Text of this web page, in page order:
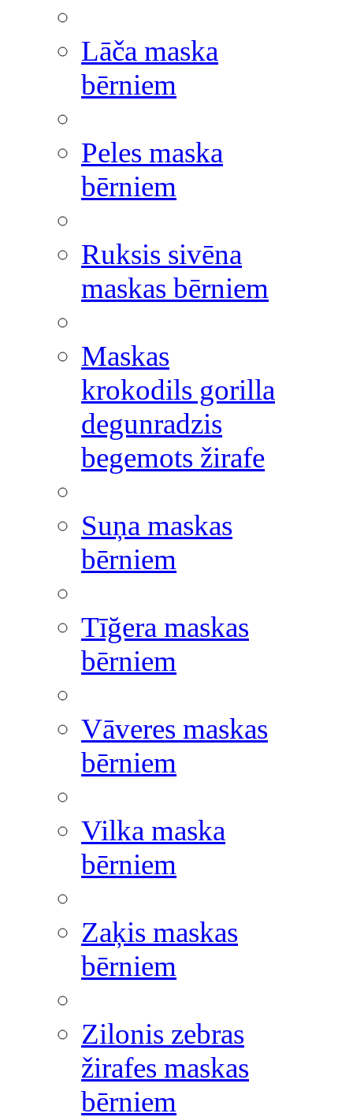
Lāča maska
bērniem
Peles maska
bērniem
Ruksis sivēna
maskas bērniem
Maskas
krokodils gorilla
degunradzis
begemots žirafe
Suņa maskas
bērniem
Tīğera maskas
bērniem
Vāveres maskas
bērniem
Vilka maska
bērniem
Zaķis maskas
bērniem
Zilonis zebras
žirafes maskas
bērniem